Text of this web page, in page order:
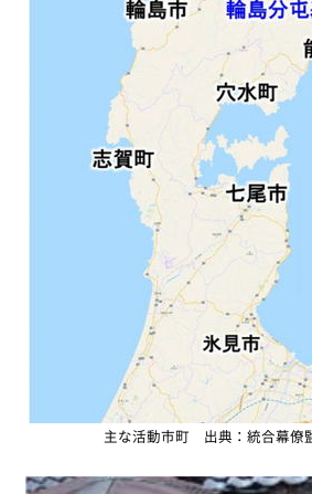
主な活動市町 出典：統合幕僚